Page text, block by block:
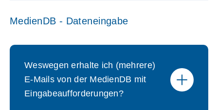
MedienDB - Dateneingabe
Weswegen erhalte ich (mehrere)
E-Mails von der MedienDB mit
Eingabeaufforderungen?